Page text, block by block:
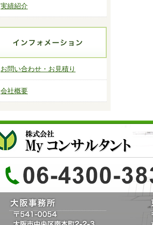
実績紹介
お問い合わせ・お見積り
会社概要